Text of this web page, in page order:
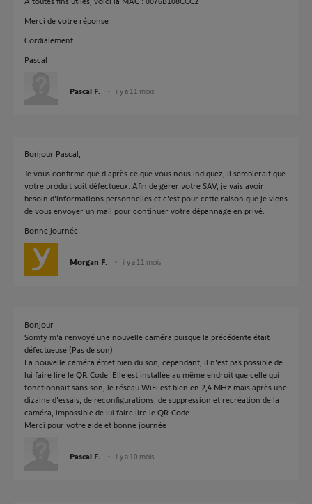
Merci de votre réponse
Cordialement
Pascal
Pascal F. il y a 11 mois
Bonjour Pascal,
Je vous confirme que d'après ce que vous nous indiquez, il semblerait que
votre produit soit défectueux. Afin de gérer votre SAV, je vais avoir
besoin d'informations personnelles et c'est pour cette raison que je viens
de vous envoyer un mail pour continuer votre dépannage en privé.
Bonne journée.
Morgan F. il y a 11 mois
Bonjour
Somfy m'a renvoyé une nouvelle caméra puisque la précédente était
défectueuse (Pas de son)
La nouvelle caméra émet bien du son, cependant, il n'est pas possible de
lui faire lire le QR Code. Elle est installée au même endroit que celle qui
fonctionnait sans son, le réseau WiFi est bien en 2,4 MHz mais après une
dizaine d'essais, de reconfigurations, de suppression et recréation de la
caméra, impossible de lui faire lire le QR Code
Merci pour votre aide et bonne journée
Pascal F. il y a 10 mois